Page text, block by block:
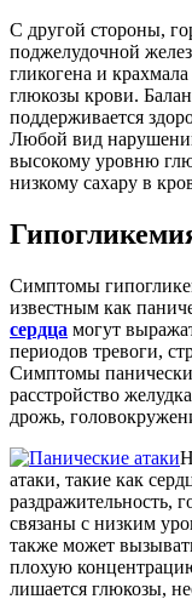
С другой стороны,
поджелудочной
гликогена и
глюкозы крови.
поддерживается
Любой вид
высокому уровню
низкому сахару в
Симптомы
известным как
сердца могут
периодов тревоги,
Симптомы
расстройство
дрожь,
атаки, такие как
раздражительность,
связаны с низким
также может
плохую
лишается глюкозы,